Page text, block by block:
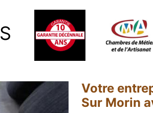
Votre
Sur Morin